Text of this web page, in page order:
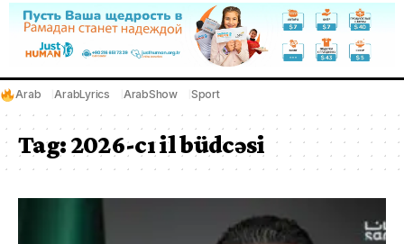
Arab ArabLyrics ArabShow Sport
Tag:2026-cı il büdcəsi